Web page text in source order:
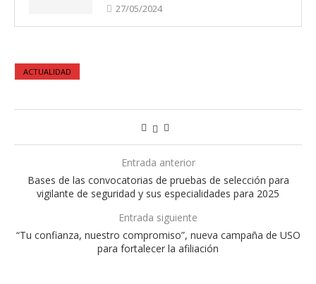
27/05/2024
ACTUALIDAD
Entrada anterior
Bases de las convocatorias de pruebas de selección para
vigilante de seguridad y sus especialidades para 2025
Entrada siguiente
“Tu confianza, nuestro compromiso”, nueva campaña de USO
para fortalecer la afiliación